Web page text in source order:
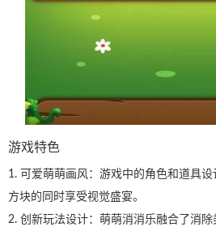
游戏特色
1. 可爱萌萌画风：游戏中的角色和道具
方块的同时享受视觉盛宴。
2. 创新玩法设计：萌萌消消乐融合了消